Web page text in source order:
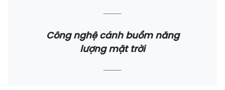
Công nghệ cánh buồm năng
lượng mặt trời